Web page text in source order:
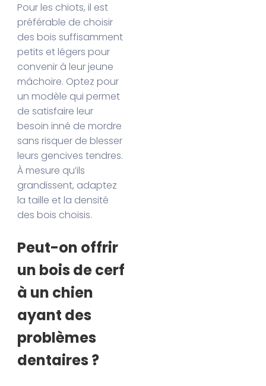
Pour les chiots, il est
préférable de choisir
des bois suffisamment
petits et légers pour
convenir à leur jeune
mâchoire. Optez pour
un modèle qui permet
de satisfaire leur
besoin inné de mordre
sans risquer de blesser
leurs gencives tendres.
À mesure qu’ils
grandissent, adaptez
la taille et la densité
des bois choisis.
Peut-on offrir
un bois de cerf
à un chien
ayant des
problèmes
dentaires ?